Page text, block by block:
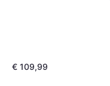
€ 109,99